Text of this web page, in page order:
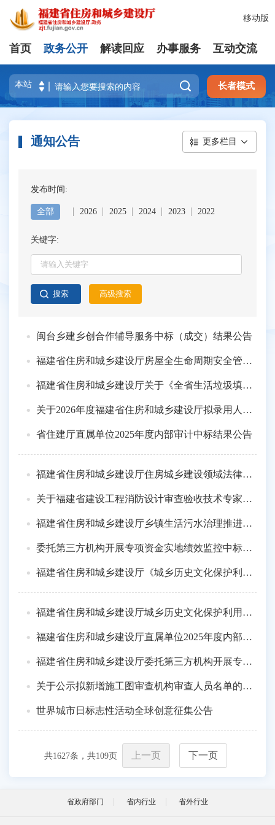
移动版
首页 政务公开 解读回应 办事服务 互动交流
 长者模式
通知公告 更多栏目
发布时间:
全部 2026 2025 2024 2023 2022
关键字:
闽台乡建乡创合作辅导服务中标（成交）结果公告
福建省住房和城乡建设厅房屋全生命周期安全管理服务项目购买服务招标公告
福建省住房和城乡建设厅关于《全省生活垃圾填埋场环境污染隐患排查整治及厨余垃圾处理设施安全运行情况第三方技术服务》项目购买服务招标公告
关于2026年度福建省住房和城乡建设厅拟录用人员的公示（二）
省住建厅直属单位2025年度内部审计中标结果公告
福建省住房和城乡建设厅住房城乡建设领域法律顾问服务项目购买服务招标公告
关于福建省建设工程消防设计审查验收技术专家库拟增补入库专家的公示
福建省住房和城乡建设厅乡镇生活污水治理推进消除管网空白区工作数据采集和技术指导服务、闽台乡建乡创合作辅导服务项目购买服务招标公告
委托第三方机构开展专项资金实地绩效监控中标结果公告
福建省住房和城乡建设厅《城乡历史文化保护利用（福建省传统建筑保护工程构造应用管理）》项目购买服务招标公告
福建省住房和城乡建设厅城乡历史文化保护利用（福建省城乡历史文化保护项目设计施工管理机制提升）项目购买服务招标公告
福建省住房和城乡建设厅直属单位2025年度内部审计购买服务招标公告
福建省住房和城乡建设厅委托第三方机构开展专项资金实地绩效监控项目购买服务招标公告
关于公示拟新增施工图审查机构审查人员名单的通知
世界城市日标志性活动全球创意征集公告
共1627条，共109页 上一页 下一页
省政府部门 省内行业 省外行业